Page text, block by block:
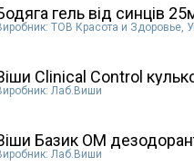
гель від синців
ТОВ Красота и Здоровье,
Clinical Control
Лаб.Виши
Базик ОМ
Лаб.Виши